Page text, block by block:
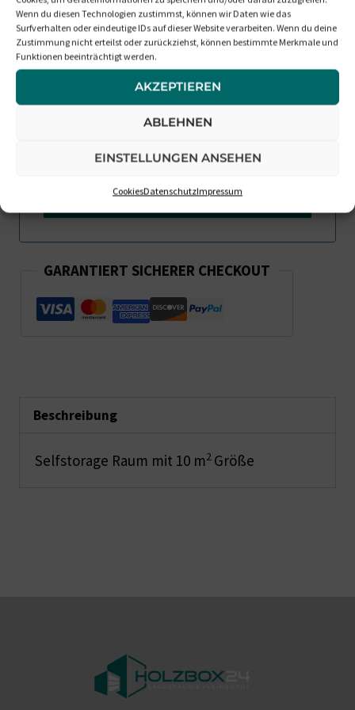
Wenn du diesen Technologien zustimmst, können wir Daten wie das
Surfverhalten oder eindeutige IDs auf dieser Website verarbeiten. Wenn du deine
Zustimmung nicht erteilst oder zurückziehst, können bestimmte Merkmale und
Funktionen beeinträchtigt werden.
AKZEPTIEREN
ABLEHNEN
EINSTELLUNGEN ANSEHEN
CookiesDatenschutzImpressum
Box Wieder Verfügbar Ist
GARANTIERT SICHERER CHECKOUT
Beschreibung
Selfstorage Raum mit 10 m2 Größe